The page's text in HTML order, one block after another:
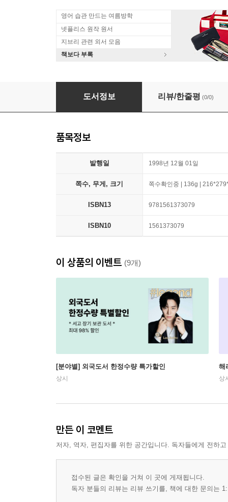
영어 습관 만드는 여름방학
넷플리스 원작 원서
지브리 관련 외서 모음
책보다 부록
To Kill a Mockingbird
도서정보 리뷰/한줄평 (0/0)
품목정보
발행일 1998년 12월 01일
쪽수, 무게, 크기 쪽수확인중 | 136g |
ISBN13 9781561373079
ISBN10 1561373079
이 상품의 이벤트 (9개)
[분야별] 외국도서 한정수량 특가할인
상시
해
상
만든 이 코멘트
저자, 역자, 편집자를 위한 공간입니다. 독자들에게 전하
접수된 글은 확인을 거쳐 이 곳에 게재됩니다.
독자 분들의 리뷰는 리뷰 쓰기를, 책에 대한 문의는